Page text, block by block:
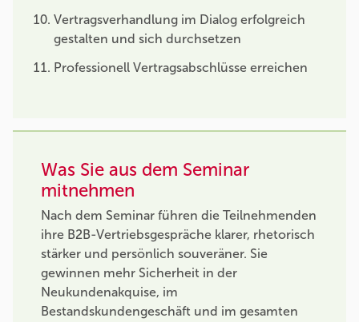
Vertragsverhandlung im Dialog erfolgreich
gestalten und sich durchsetzen
Professionell Vertragsabschlüsse erreichen
Was Sie aus dem Seminar
mitnehmen
Nach dem Seminar führen die Teilnehmenden
ihre B2B-Vertriebsgespräche klarer, rhetorisch
stärker und persönlich souveräner. Sie
gewinnen mehr Sicherheit in der
Neukundenakquise, im
Bestandskundengeschäft und im gesamten